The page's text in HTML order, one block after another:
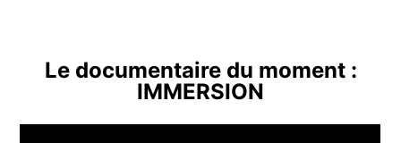
Le documentaire du moment :
IMMERSION